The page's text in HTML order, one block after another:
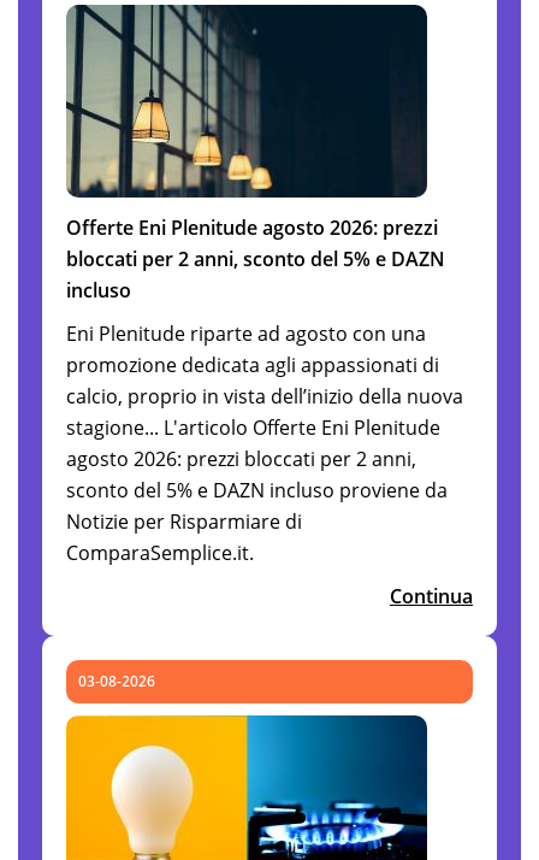
Offerte Eni Plenitude agosto 2026: prezzi
bloccati per 2 anni, sconto del 5% e DAZN
incluso
Eni Plenitude riparte ad agosto con una
promozione dedicata agli appassionati di
calcio, proprio in vista dell’inizio della nuova
stagione... L'articolo Offerte Eni Plenitude
agosto 2026: prezzi bloccati per 2 anni,
sconto del 5% e DAZN incluso proviene da
Notizie per Risparmiare di
ComparaSemplice.it.
Continua
03-08-2026